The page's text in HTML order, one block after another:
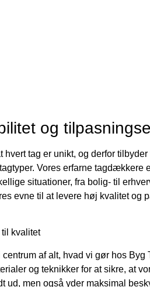
og
hvert tag er unikt, og derfor
Vores erfarne tagdækkere
situationer, fra bolig- til
evne til at levere høj kvalitet og
kvalitet
centrum af alt, hvad vi gør hos Byg
og teknikker for at sikre, at
ud, men også yder maksimal